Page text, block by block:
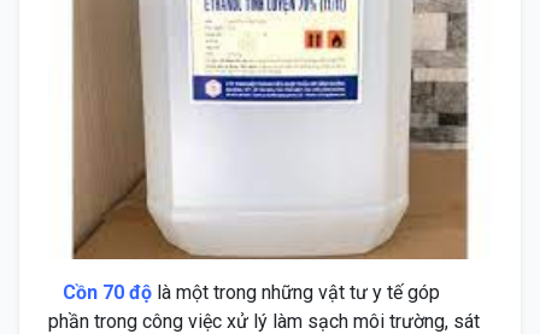
Cồn 70 độ là một trong những vật tư y tế góp
phần trong công việc xử lý làm sạch môi trường, sát